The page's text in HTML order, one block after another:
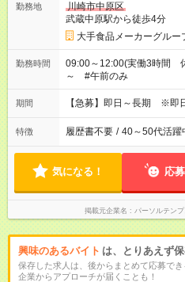
勤務地
川崎市中原区
武蔵中原駅から徒歩4分
大手食品メーカーグルー
勤務時間
09:00～12:00(実働3時間
～ #午前のみ
期間 【急募】即日～長期 ※即
特徴 履歴書不要 / 40～50代活躍
気になる！ 応
掲載元企業名 パーソルテン
興味のあるバイト は、とりあえず
保存した求人は、後からまとめて応募でき
企業からアプローチが届くことも！